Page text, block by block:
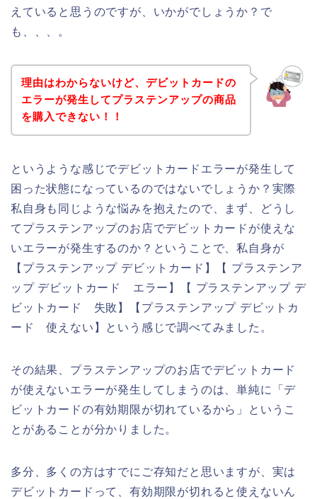
えていると思うのですが、いかがでしょうか？で
も、、、。
理由はわからないけど、デビットカードの
エラーが発生してプラステンアップの商品
を購入できない！！
というような感じでデビットカードエラーが発生して
困った状態になっているのではないでしょうか？実際
私自身も同じような悩みを抱えたので、まず、どうし
てプラステンアップのお店でデビットカードが使えな
いエラーが発生するのか？ということで、私自身が
【プラステンアップ デビットカード】【 プラステンア
ップ デビットカード エラー】【 プラステンアップ デ
ビットカード 失敗】【プラステンアップ デビットカ
ード 使えない】という感じで調べてみました。
その結果、プラステンアップのお店でデビットカード
が使えないエラーが発生してしまうのは、単純に「デ
ビットカードの有効期限が切れているから」というこ
とがあることが分かりました。
多分、多くの方はすでにご存知だと思いますが、実は
デビットカードって、有効期限が切れると使えないん